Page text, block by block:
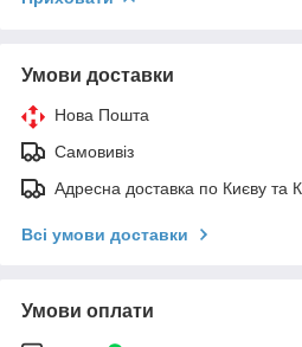
Умови доставки
Нова Пошта
Самовивіз
Адресна доставка по Києву та
Всі умови доставки
Умови оплати